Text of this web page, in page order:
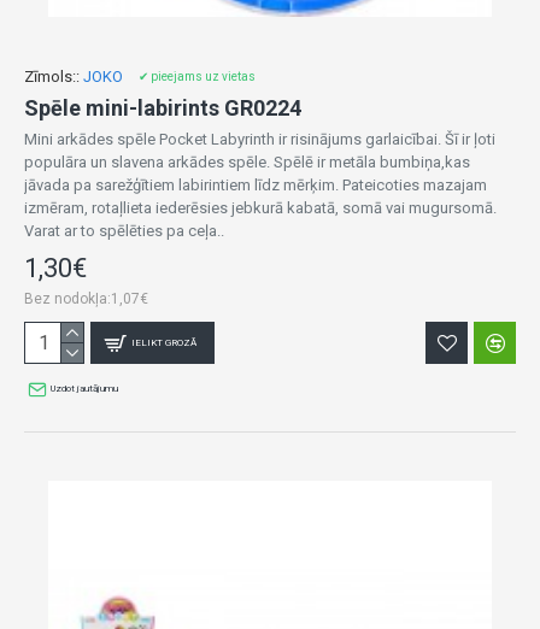
Zīmols:: JOKO ✔ pieejams uz vietas
Spēle mini-labirints GR0224
Mini arkādes spēle Pocket Labyrinth ir risinājums garlaicībai. Šī ir ļoti
populāra un slavena arkādes spēle. Spēlē ir metāla bumbiņa,kas
jāvada pa sarežģītiem labirintiem līdz mērķim. Pateicoties mazajam
izmēram, rotaļlieta iederēsies jebkurā kabatā, somā vai mugursomā.
Varat ar to spēlēties pa ceļa..
1,30€
Bez nodokļa:1,07€
IELIKT GROZĀ
Uzdot jautājumu